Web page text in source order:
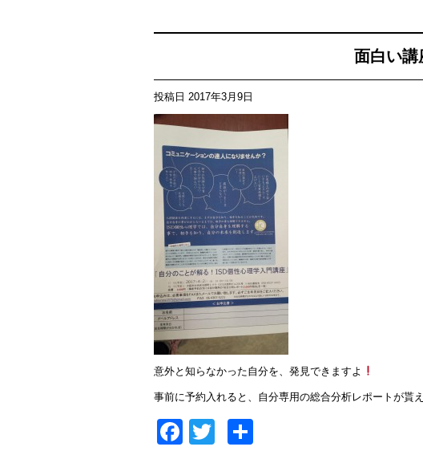
面白い講
投稿日 2017年3月9日
意外と知らなかった自分を、発見できますよ
事前に予約入れると、自分専用の総合分析レポートが貰
Facebook
Twitter